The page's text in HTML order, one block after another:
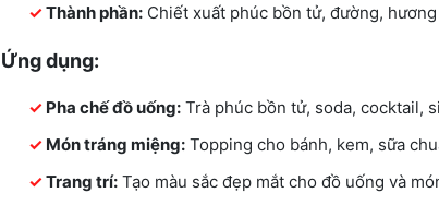
Thành phần: Chiết xuất phúc bồn tử, đường,
Ứng dụng:
Pha chế đồ uống: Trà phúc bồn tử, soda, cocktail,
Món tráng miệng: Topping cho bánh, kem, sữa
Trang trí: Tạo màu sắc đẹp mắt cho đồ uống và